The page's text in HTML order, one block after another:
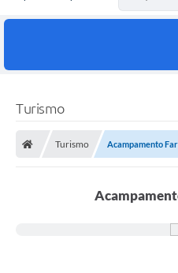
Turismo
Turismo Acampamento